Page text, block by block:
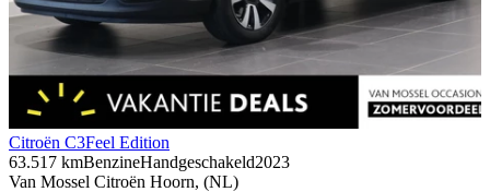
Citroën C3Feel Edition
63.517 kmBenzineHandgeschakeld2023
Van Mossel Citroën Hoorn, (NL)